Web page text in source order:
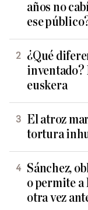
años no
ese
¿Qué
inventado?
euskera
El atroz
tortura
Sánchez,
o permite a
otra vez